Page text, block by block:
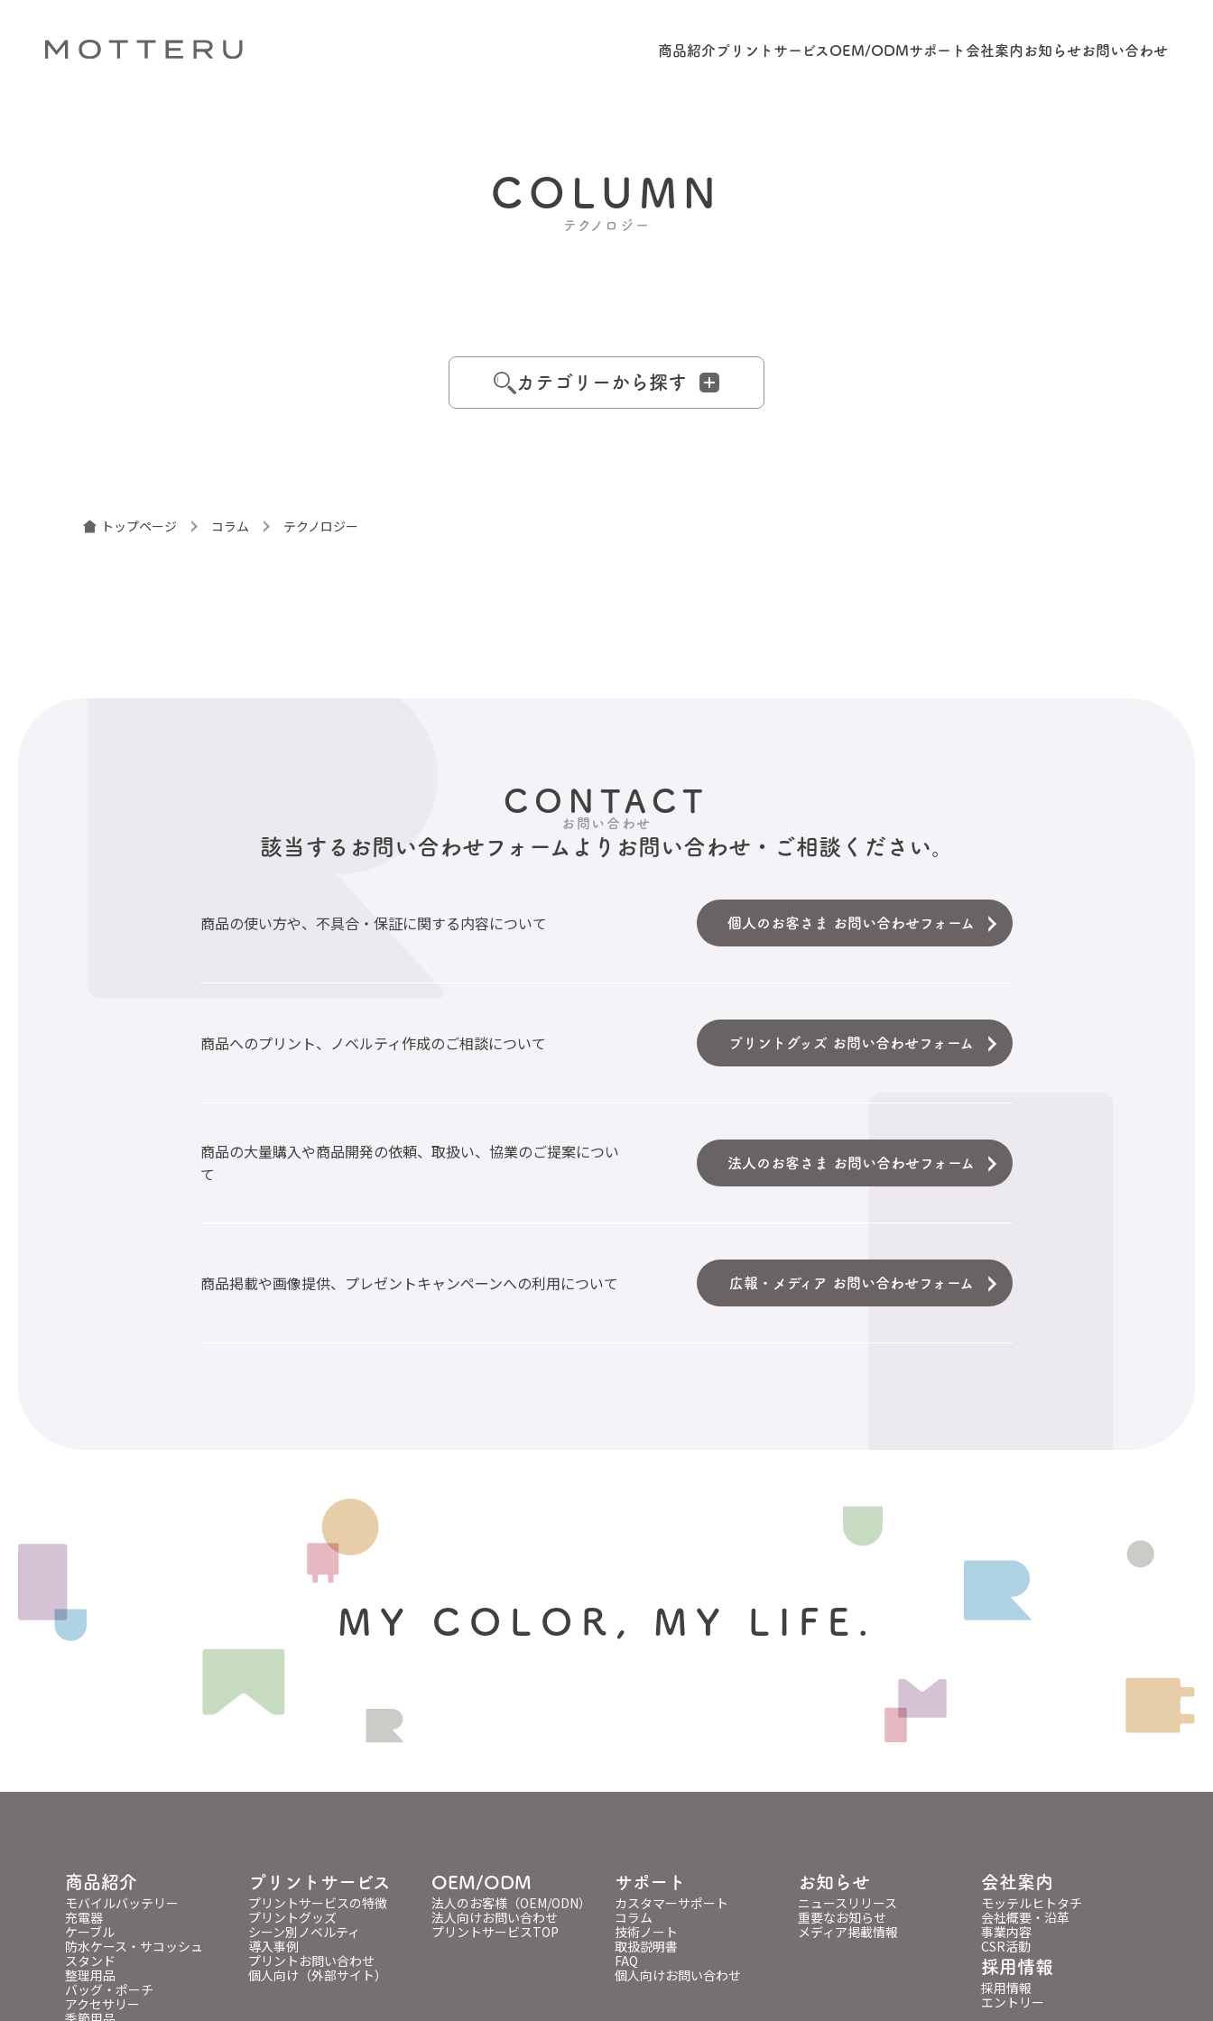
商品紹介 プリントサービス OEM/ODMサポート 会社案内 お知らせお問い合わせ
COLUMN
テクノロジー
カテゴリーから探す
トップページ コラム テクノロジー
CONTACT
お問い合わせ
該当するお問い合わせフォームより お問い合わせ・ご相談ください。
商品の使い方や、不具合・保証に関する内容について 個人のお客さま お問い合わせフォーム
商品へのプリント、ノベルティ作成のご相談について プリントグッズ お問い合わせフォーム
商品の大量購入や商品開発の依頼、取扱い、協業のご提案につい
て
法人のお客さま お問い合わせフォーム
商品掲載や画像提供、プレゼントキャンペーンへの利用について 広報・メディア お問い合わせフォーム
MY COLOR, MY LIFE.
商品紹介
モバイルバッテリー
充電器
ケーブル
防水ケース・サコッシュ
スタンド
整理用品
バッグ・ポーチ
アクセサリー
プリントサービス
プリントサービスの特徴
プリントグッズ
シーン別ノベルティ
導入事例
プリントお問い合わせ
個人向け（外部サイト）
OEM/ODM
法人のお客様（OEM/ODN）
法人向けお問い合わせ
プリントサービスTOP
サポート
カスタマーサポート
コラム
技術ノート
取扱説明書
FAQ
個人向けお問い合わせ
お知らせ
ニュースリリース
重要なお知らせ
メディア掲載情報
会社案内
モッテルヒトタチ
会社概要・沿革
事業内容
CSR活動
採用情報
採用情報
エントリー